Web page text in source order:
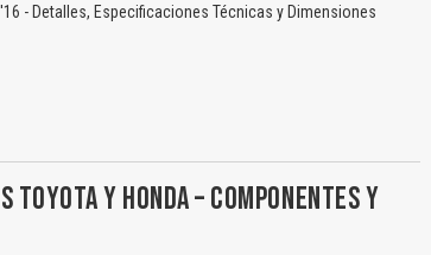
- Detalles, Especificaciones Técnicas y Dimensiones
TOYOTA Y HONDA – COMPONENTES Y